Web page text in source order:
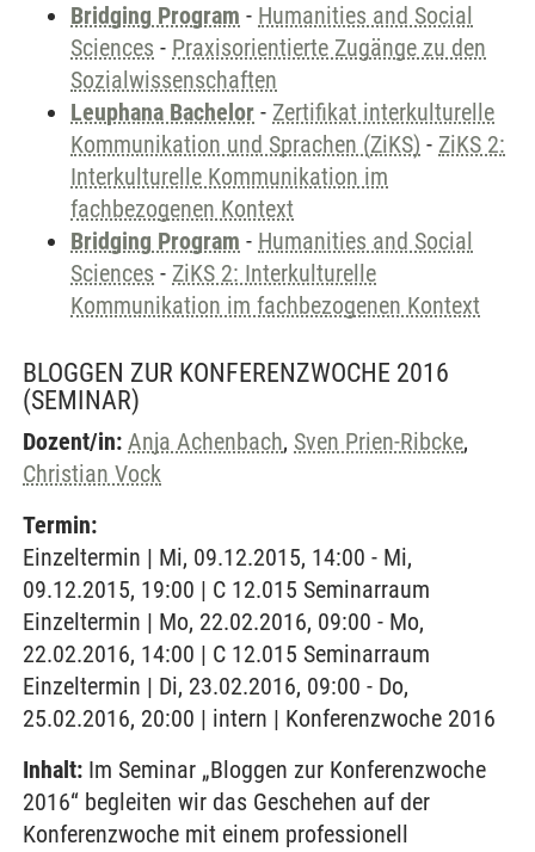
Bridging Program - Humanities and Social
Sciences - Praxisorientierte Zugänge zu den
Sozialwissenschaften
Leuphana Bachelor - Zertifikat interkulturelle
Kommunikation und Sprachen (ZiKS) - ZiKS 2:
Interkulturelle Kommunikation im
fachbezogenen Kontext
Bridging Program - Humanities and Social
Sciences - ZiKS 2: Interkulturelle
Kommunikation im fachbezogenen Kontext
BLOGGEN ZUR KONFERENZWOCHE 2016
(SEMINAR)
Dozent/in: Anja Achenbach, Sven Prien-Ribcke,
Christian Vock
Termin:
Einzeltermin | Mi, 09.12.2015, 14:00 - Mi,
09.12.2015, 19:00 | C 12.015 Seminarraum
Einzeltermin | Mo, 22.02.2016, 09:00 - Mo,
22.02.2016, 14:00 | C 12.015 Seminarraum
Einzeltermin | Di, 23.02.2016, 09:00 - Do,
25.02.2016, 20:00 | intern | Konferenzwoche 2016
Inhalt: Im Seminar „Bloggen zur Konferenzwoche
2016“ begleiten wir das Geschehen auf der
Konferenzwoche mit einem professionell